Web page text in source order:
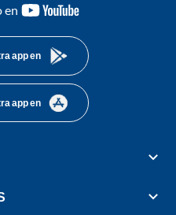
en
youtube-
app en
app en